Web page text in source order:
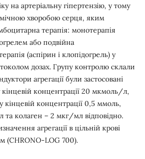
на артеріальну гіпертензію, у тому
хворобою серця, яким
терапія: монотерапія
або подвійна
(аспірин і клопідогрель) у
дозах. Групу контролю склали
агрегації були застосовані
концентрації 20 мкмоль/л,
кінцевій концентрації 0,5 ммоль,
колаген – 2 мкг/мл відповідно.
агрегації в цільній крові
(CHRONO-LOG 700).